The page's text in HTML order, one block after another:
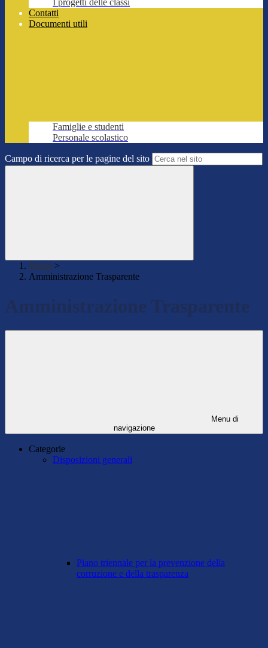
I progetti delle classi
Contatti
Documenti utili
Famiglie e studenti
Personale scolastico
Campo di ricerca per le pagine del sito
Home >
Amministrazione Trasparente
Amministrazione Trasparente
Menu di
navigazione
Categorie
Disposizioni generali
Piano triennale per la prevenzione della
corruzione e della trasparenza